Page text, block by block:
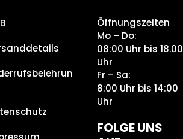
Öffnungszeiten
Mo – Do:
08:00 Uhr bis 18.00
Uhr
Fr – Sa:
8:00 Uhr bis 14:00
Uhr
FOLGE UNS